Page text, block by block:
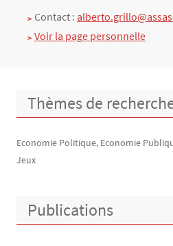
Contact :
Voir la page personnelle
Thèmes de
Economie Politique, Economie
Jeux
Publications